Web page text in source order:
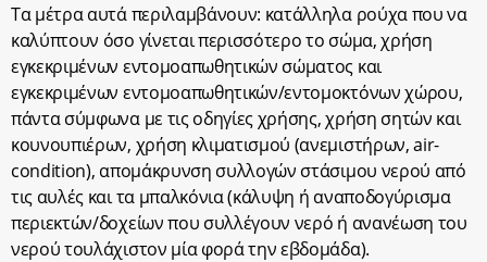
Τα μέτρα αυτά περιλαμβάνουν: κατάλληλα ρούχα που να
καλύπτουν όσο γίνεται περισσότερο το σώμα, χρήση
εγκεκριμένων εντομοαπωθητικών σώματος και
εγκεκριμένων εντομοαπωθητικών/εντομοκτόνων χώρου,
πάντα σύμφωνα με τις οδηγίες χρήσης, χρήση σητών και
κουνουπιέρων, χρήση κλιματισμού (ανεμιστήρων, air-
condition), απομάκρυνση συλλογών στάσιμου νερού από
τις αυλές και τα μπαλκόνια (κάλυψη ή αναποδογύρισμα
περιεκτών/δοχείων που συλλέγουν νερό ή ανανέωση του
νερού τουλάχιστον μία φορά την εβδομάδα).